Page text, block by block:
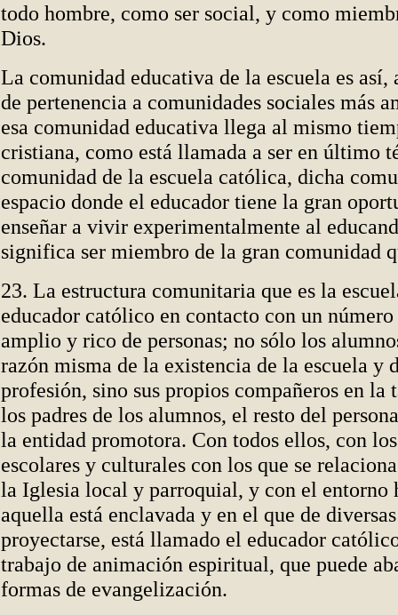
todo hombre, como ser social, y como
Dios.
La comunidad educativa de la escuela es así,
de pertenencia a comunidades sociales más
esa comunidad educativa llega al mismo
cristiana, como está llamada a ser en último
comunidad de la escuela católica, dicha
espacio donde el educador tiene la gran
enseñar a vivir experimentalmente al
significa ser miembro de la gran comunidad
23. La estructura comunitaria que es la
educador católico en contacto con un
amplio y rico de personas; no sólo los
razón misma de la existencia de la escuela y
profesión, sino sus propios compañeros en la
los padres de los alumnos, el resto del
la entidad promotora. Con todos ellos, con
escolares y culturales con los que se
la Iglesia local y parroquial, y con el entorno
aquella está enclavada y en el que de
proyectarse, está llamado el educador
trabajo de animación espiritual, que puede
formas de evangelización.